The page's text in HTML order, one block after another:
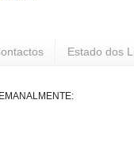
Estado dos